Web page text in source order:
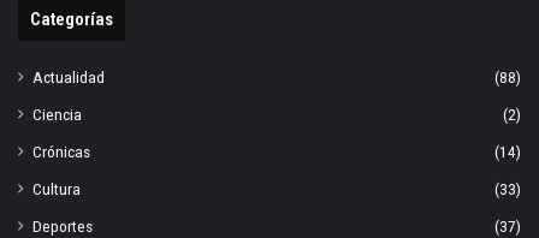
Categorías
Actualidad
(88)
Ciencia
(2)
Crónicas
(14)
Cultura
(33)
Deportes
(37)